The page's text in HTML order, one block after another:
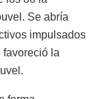
Se abría
impulsados
favoreció la